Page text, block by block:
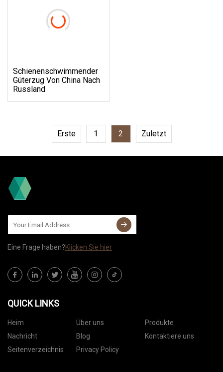
Schienenschwimmender
Güterzug Von China Nach
Russland
Erste 1 2 Zuletzt
Eine Frage haben?Klicken Sie hier
QUICK LINKS
Heim Über uns
Produkte
Nachricht
Blog
Kontaktiere uns
Seitenverzeichnis
Privacy Policy